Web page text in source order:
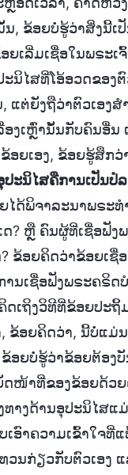
, ຂ້ອຍບໍ່ຮູ້ວ່າສິ່ງນີ້ເ
ລີ່ມເຊື່ອໃນພຣະເ
ນິໄສທີ່ໂອ້ອວດຂອງ
ຕ່ຍັງຖືວ່າຕົວເອງສ
ອງເຫຼົ່ານັ້ນກັບຄົນອື່
ຂ້ອຍເອງ, ຂ້ອຍຮູ້ສຶ
ະນິໄສຄືການເປັນປໍ
ໄດ້ພິຈາລະນາພຣະທໍ
? ຫຼື ຄົນຜູ້ທີ່ເຊື່ອຟັງ
ຂ້ອຍຄິດວ່າຂ້ອຍເ
ນເຊື່ອຟັງພຣະຄຣິດ
ເຖິງວິທີທີ່ຂ້ອຍປະ
ຂ້ອຍຄິດວ່າ, ນີ້ບໍ່ແມ່
ອຍບໍ່ຮູ້ວ່າຂ້ອຍຕ້ອງ
ໜ້າທີ່ຂອງຂ້ອຍດ້ວ
າງດ້ານອຸປະນິໄສແ
ອົາຄວາມເຂົ້າໃຈທີ່
ນກ່ຽວກັບຕົວເອງ